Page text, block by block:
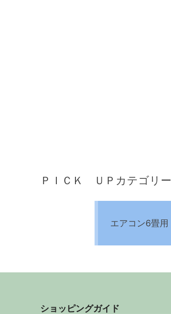
ＰＩＣＫ ＵＰカテゴリー
エアコン6畳用
ショッピングガイド